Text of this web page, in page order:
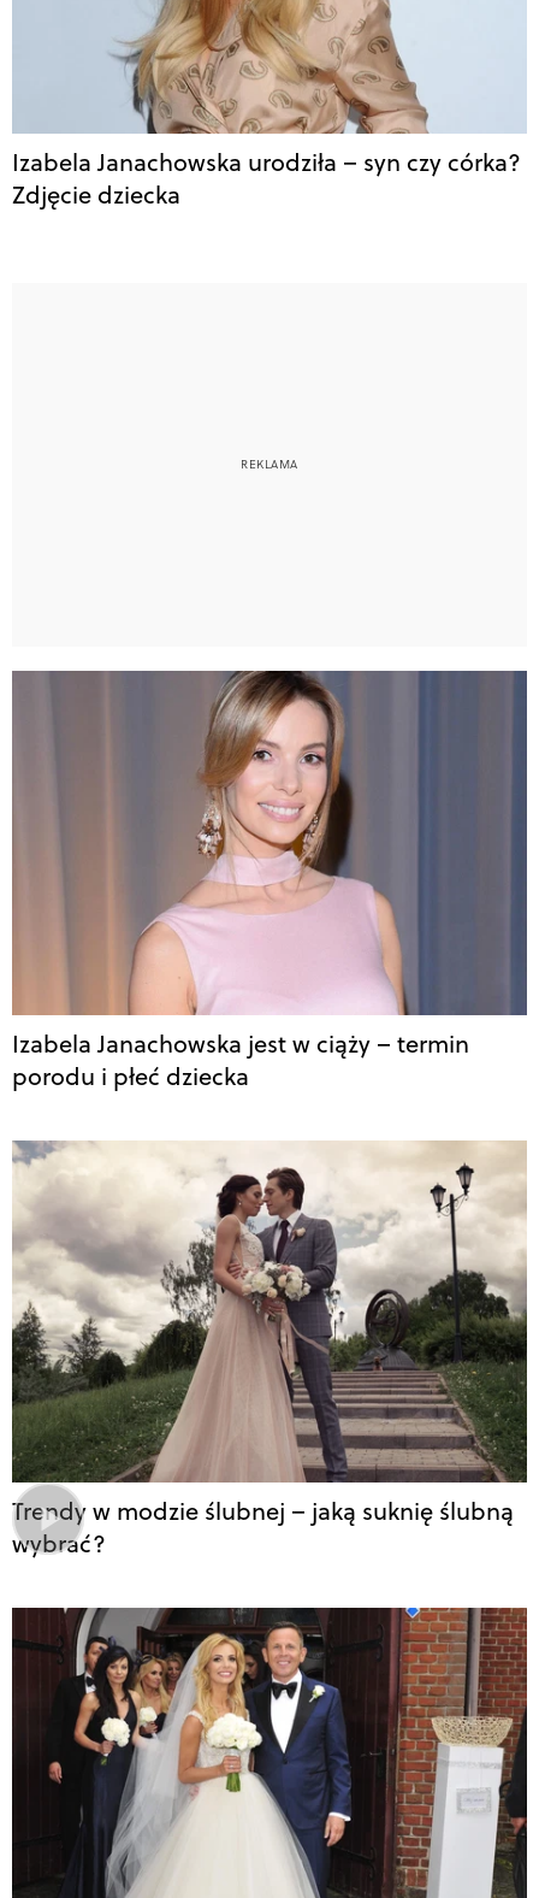
Izabela Janachowska urodziła – syn czy córka?
Zdjęcie dziecka
Izabela Janachowska jest w ciąży – termin
porodu i płeć dziecka
Trendy w modzie ślubnej – jaką suknię ślubną
wybrać?